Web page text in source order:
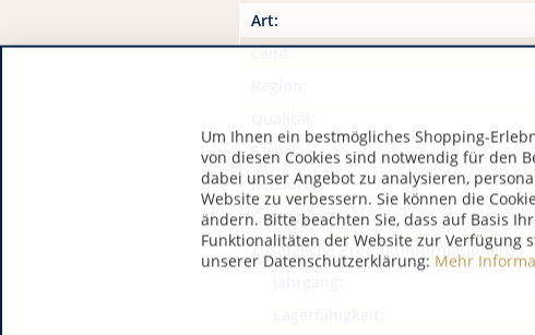
Art:
Land:
Farbe:
Rebsorte:
Geschmack:
Zusätzliche Produktinformationen:
Um Ihnen ein bestmögliches Shopping-
von diesen Cookies sind notwendig für den
dabei unser Angebot zu analysieren,
Website zu verbessern. Sie können die
ändern. Bitte beachten Sie, dass auf Basis
Funktionalitäten der Website zur Verfügung
unserer Datenschutzerklärung: Mehr